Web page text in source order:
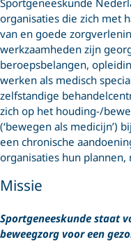
Sportgeneeskunde
organisaties die zich met
van en goede
werkzaamheden zijn
beroepsbelangen,
werken als medisch
zelfstandige
zich op het houding-/
(‘bewegen als medicijn’)
een chronische
organisaties hun plannen,
Missie
Sportgeneeskunde staat
beweegzorg voor een